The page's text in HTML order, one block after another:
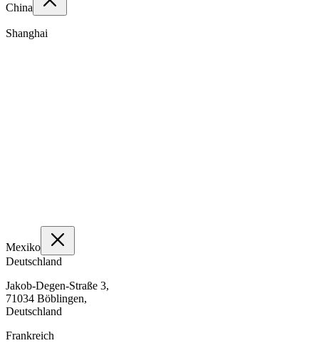
China
Shanghai
Mexiko
Deutschland
Jakob-Degen-Straße 3,
71034 Böblingen,
Deutschland
Frankreich